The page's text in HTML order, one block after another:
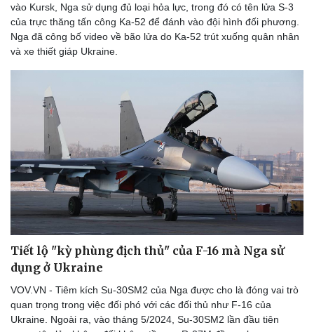
vào Kursk, Nga sử dụng đủ loại hỏa lực, trong đó có tên lửa S-3
của trực thăng tấn công Ka-52 để đánh vào đội hình đối phương.
Nga đã công bố video về bão lửa do Ka-52 trút xuống quân nhân
và xe thiết giáp Ukraine.
Tiết lộ "kỳ phùng địch thủ" của F-16 mà Nga sử
dụng ở Ukraine
VOV.VN - Tiêm kích Su-30SM2 của Nga được cho là đóng vai trò
quan trọng trong việc đối phó với các đối thủ như F-16 của
Ukraine. Ngoài ra, vào tháng 5/2024, Su-30SM2 lần đầu tiên